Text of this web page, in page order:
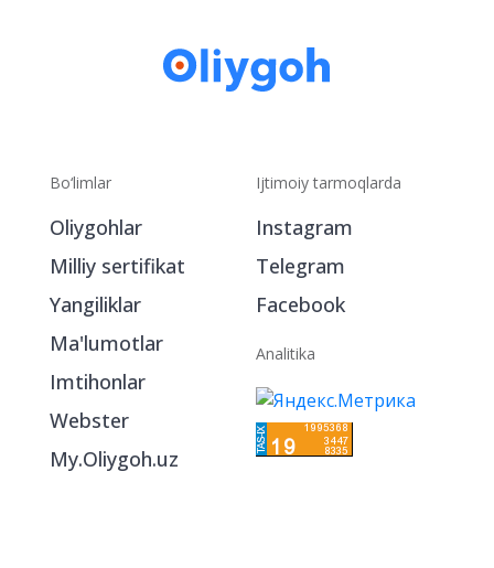
Bo‘limlar
Oliygohlar
Imtihonlar
Ijtimoiy tarmoqlarda
Telegram
Facebook
Analitika